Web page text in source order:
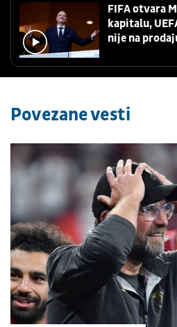
FIFA otvara
kapitalu,
nije na
Povezane vesti